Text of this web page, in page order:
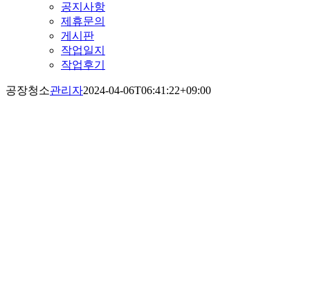
공지사항
제휴문의
게시판
작업일지
작업후기
공장청소관리자2024-04-06T06:41:22+09:00